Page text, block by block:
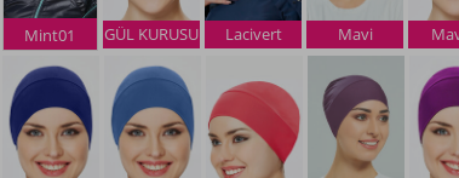
Mint01 GÜL KURUSU Lacivert Mavi